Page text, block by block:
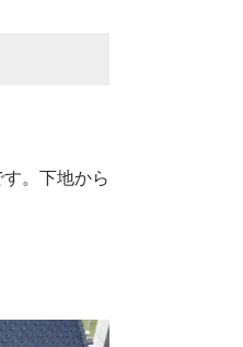
。下地から